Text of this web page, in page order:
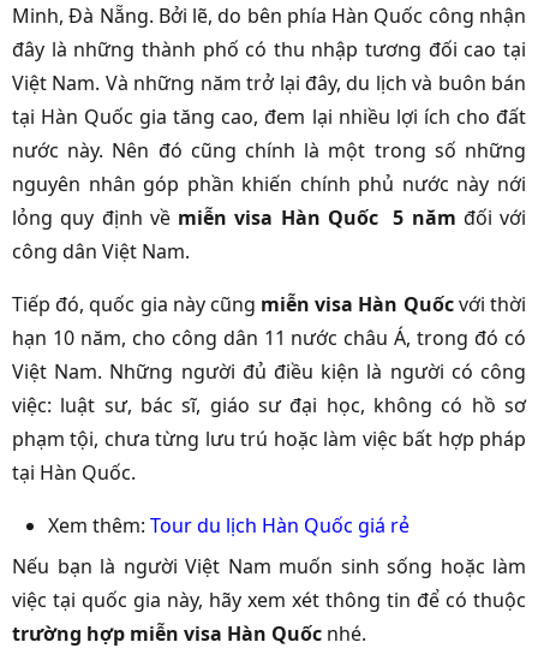
Minh, Đà Nẵng. Bởi lẽ, do bên phía Hàn Quốc công nhận
đây là những thành phố có thu nhập tương đối cao tại
Việt Nam. Và những năm trở lại đây, du lịch và buôn bán
tại Hàn Quốc gia tăng cao, đem lại nhiều lợi ích cho đất
nước này. Nên đó cũng chính là một trong số những
nguyên nhân góp phần khiến chính phủ nước này nới
lỏng quy định về miễn visa Hàn Quốc 5 năm đối với
công dân Việt Nam.
Tiếp đó, quốc gia này cũng miễn visa Hàn Quốcvới thời
hạn 10 năm, cho công dân 11 nước châu Á, trong đó có
Việt Nam. Những người đủ điều kiện là người có công
việc: luật sư, bác sĩ, giáo sư đại học, không có hồ sơ
phạm tội, chưa từng lưu trú hoặc làm việc bất hợp pháp
tại Hàn Quốc.
Xem thêm: Tour du lịch Hàn Quốc giá rẻ
Nếu bạn là người Việt Nam muốn sinh sống hoặc làm
việc tại quốc gia này, hãy xem xét thông tin để có thuộc
trường hợp miễn visa Hàn Quốc nhé.